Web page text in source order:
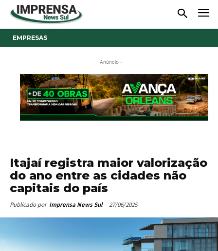
EMPRESAS
- Anúncio -
Itajaí registra maior valorização
do ano entre as cidades não
capitais do país
Publicado por Imprensa News Sul 27/06/2025